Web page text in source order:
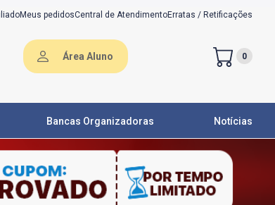
Meus pedidosCentral de AtendimentoErratas / Retificações
Área Aluno 0
Bancas Organizadoras Notícias